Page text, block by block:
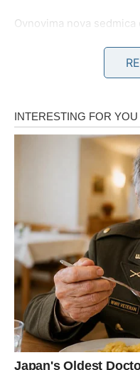
Ovnovima nova
Jedna odluka sada vam
Karma vam
Pred vama su veoma
Bikovima dolazi
Drevna astrologija
trud koji ste ulagali
Vrijeme obilja